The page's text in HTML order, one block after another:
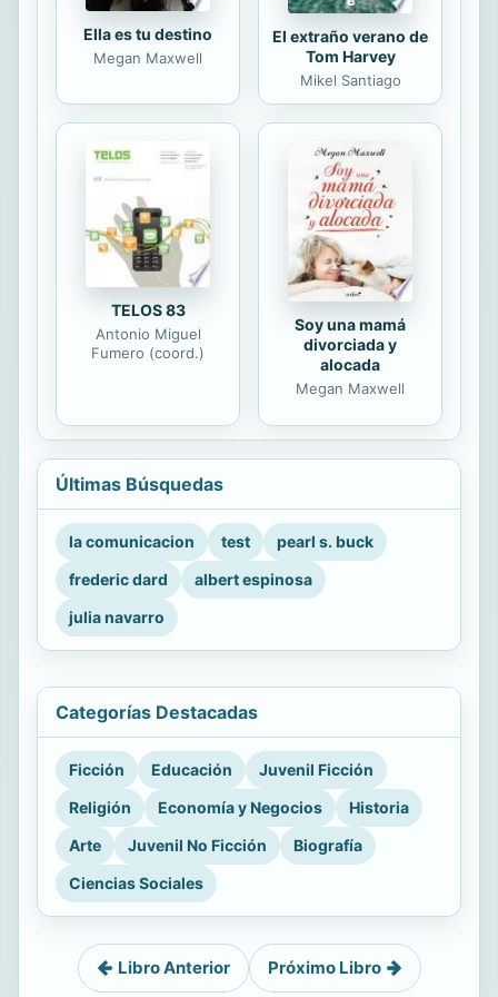
Ella es tu destino
Megan Maxwell
El extraño verano de
Tom Harvey
Mikel Santiago
TELOS 83
Antonio Miguel
Fumero (coord.)
Soy una mamá
divorciada y
alocada
Megan Maxwell
Últimas Búsquedas
la comunicacion test
pearl s. buck
frederic dard
albert espinosa
julia navarro
Categorías Destacadas
Ficción Educación
Juvenil Ficción
Religión
Economía y Negocios
Historia
Arte
Juvenil No Ficción
Biografía
Ciencias Sociales
Libro Anterior Próximo Libro